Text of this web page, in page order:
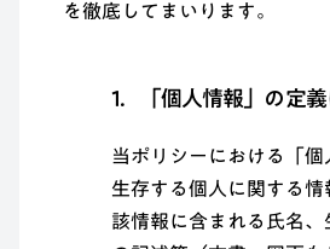
を徹底してまいります。
1．「個人情報」の定
当ポリシーにおける「個
生存する個人に関する情
該情報に含まれる氏名、